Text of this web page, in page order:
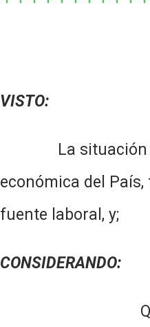
VISTO:
La situación
económica del
fuente laboral, y;
CONSIDERANDO:
Que ya ha